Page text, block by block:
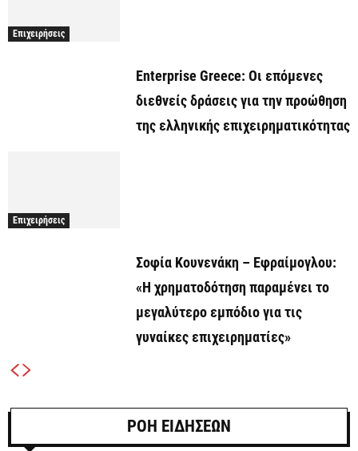
Επιχειρήσεις
Enterprise Greece: Οι επόμενες
διεθνείς δράσεις για την προώθηση
της ελληνικής επιχειρηματικότητας
Επιχειρήσεις
Σοφία Κουνενάκη – Εφραίμογλου:
«Η χρηματοδότηση παραμένει το
μεγαλύτερο εμπόδιο για τις
γυναίκες επιχειρηματίες»
ΡΟΗ ΕΙΔΗΣΕΩΝ